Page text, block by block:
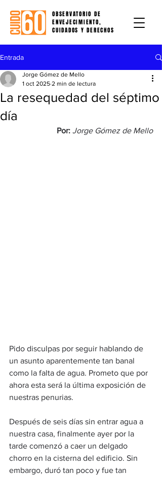
OBSERVATORIO DE
ENVEJECIMIENTO,
CUIDADOS Y DERECHOS
Entrada
La resequedad del séptimo
día
Jorge Gómez de Mello
1 oct 2025 2 min de lectura
Por: Jorge Gómez de Mello
Pido disculpas por seguir hablando de
un asunto aparentemente tan banal
como la falta de agua. Prometo que por
ahora esta será la última exposición de
nuestras penurias.
Después de seis días sin entrar agua a
nuestra casa, finalmente ayer por la
tarde comenzó a caer un delgado
chorro en la cisterna del edificio. Sin
embargo, duró tan poco y fue tan